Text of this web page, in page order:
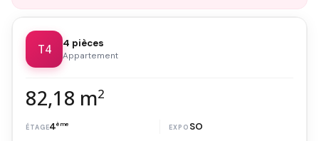
T4 4 pièces
Appartement
82,18 m2
4ème SO